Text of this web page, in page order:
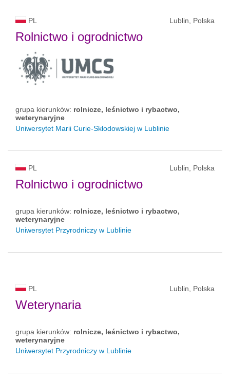
status uczelni
PL Lublin, Polska
Rolnictwo i ogrodnictwo
grupa kierunków: rolnicze, leśnictwo i rybactwo,
weterynaryjne
Uniwersytet Marii Curie-Skłodowskiej w Lublinie
PL Lublin, Polska
Rolnictwo i ogrodnictwo
grupa kierunków: rolnicze, leśnictwo i rybactwo,
weterynaryjne
Uniwersytet Przyrodniczy w Lublinie
PL Lublin, Polska
Weterynaria
grupa kierunków: rolnicze, leśnictwo i rybactwo,
weterynaryjne
Uniwersytet Przyrodniczy w Lublinie